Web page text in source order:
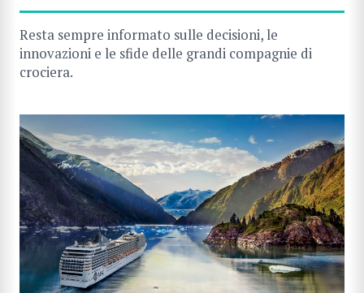
Resta sempre informato sulle decisioni, le
innovazioni e le sfide delle grandi compagnie di
crociera.